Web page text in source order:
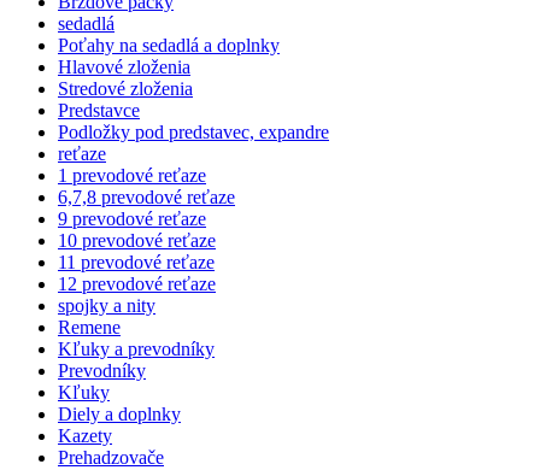
sedadlá
Poťahy na sedadlá a doplnky
Hlavové zloženia
Stredové zloženia
Predstavce
Podložky pod predstavec, expandre
reťaze
1 prevodové reťaze
6,7,8 prevodové reťaze
9 prevodové reťaze
10 prevodové reťaze
11 prevodové reťaze
12 prevodové reťaze
spojky a nity
Remene
Kľuky a prevodníky
Prevodníky
Kľuky
Diely a doplnky
Kazety
Prehadzovače